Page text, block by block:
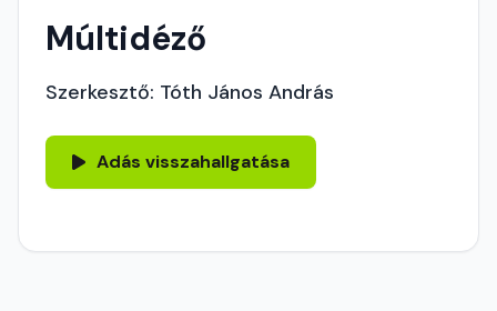
Múltidéző
Szerkesztő: Tóth János András
Adás visszahallgatása